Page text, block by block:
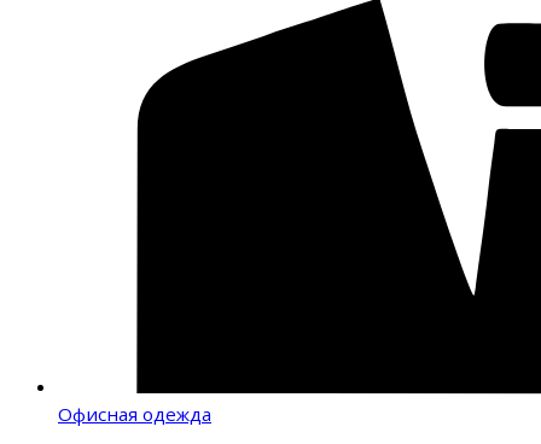
Офисная одежда